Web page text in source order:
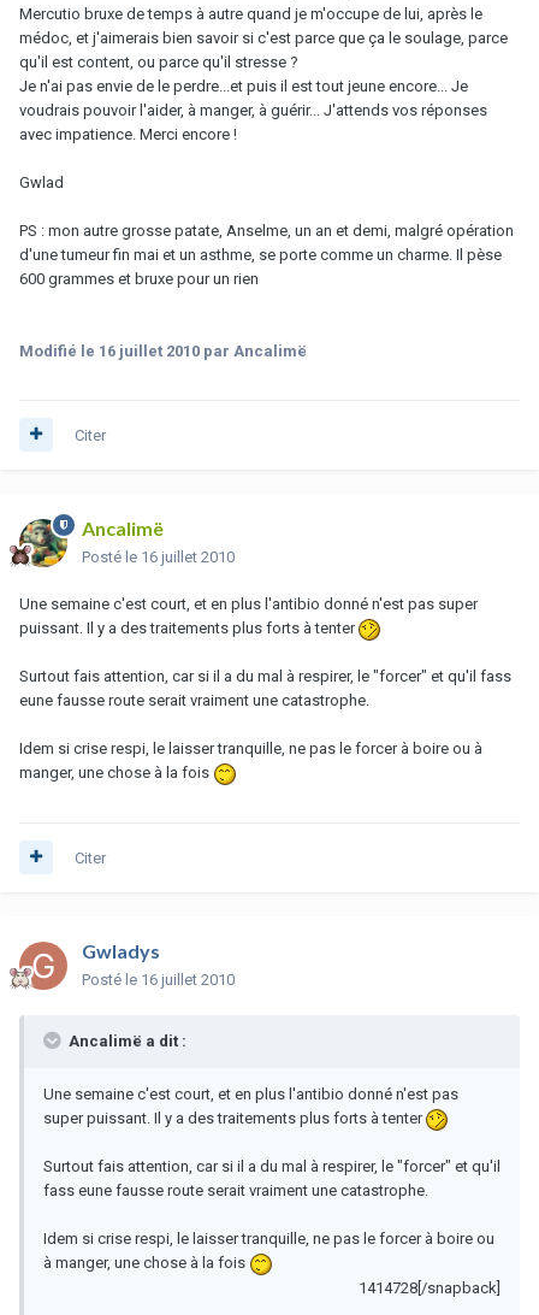
Mercutio bruxe de temps à autre quand je m'occupe de lui, après le
médoc, et j'aimerais bien savoir si c'est parce que ça le soulage, parce
qu'il est content, ou parce qu'il stresse ?
Je n'ai pas envie de le perdre...et puis il est tout jeune encore... Je
voudrais pouvoir l'aider, à manger, à guérir... J'attends vos réponses
avec impatience. Merci encore !
Gwlad
PS : mon autre grosse patate, Anselme, un an et demi, malgré opération
d'une tumeur fin mai et un asthme, se porte comme un charme. Il pèse
600 grammes et bruxe pour un rien
Modifié le 16 juillet 2010 par Ancalimë
Citer
Ancalimë
Posté le 16 juillet 2010
Une semaine c'est court, et en plus l'antibio donné n'est pas super
puissant. Il y a des traitements plus forts à tenter
Surtout fais attention, car si il a du mal à respirer, le "forcer" et qu'il fass
eune fausse route serait vraiment une catastrophe.
Idem si crise respi, le laisser tranquille, ne pas le forcer à boire ou à
manger, une chose à la fois
Citer
Gwladys
Posté le 16 juillet 2010
Ancalimë a dit :
Une semaine c'est court, et en plus l'antibio donné n'est pas
super puissant. Il y a des traitements plus forts à tenter
Surtout fais attention, car si il a du mal à respirer, le "forcer" et qu'il
fass eune fausse route serait vraiment une catastrophe.
Idem si crise respi, le laisser tranquille, ne pas le forcer à boire ou
à manger, une chose à la fois
1414728[/snapback]